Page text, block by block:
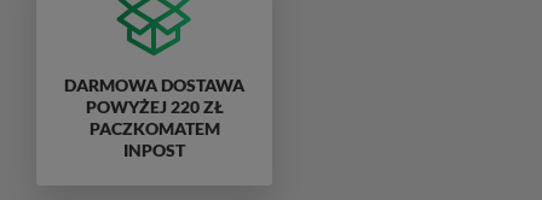
DARMOWA DOSTAWA
POWYŻEJ 220 ZŁ
PACZKOMATEM
INPOST